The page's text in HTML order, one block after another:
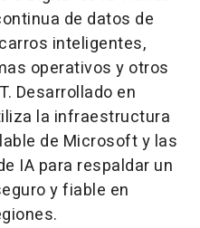
de datos de
inteligentes,
operativos y otros
Desarrollado en
la infraestructura
de Microsoft y las
IA para respaldar un
y fiable en